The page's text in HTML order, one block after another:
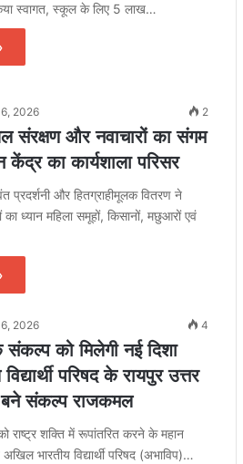
स्वागत, स्कूल के लिए 5 लाख…
2026 2
संरक्षण और नवाचारों का संगम
केंद्र का कार्यशाला परिसर
प्रदर्शनी और हितग्राहीमूलक वितरण ने
का ध्यान महिला समूहों, किसानों, मछुआरों एवं
2026 4
संकल्प को मिलेगी नई दिशा
परिषद के रायपुर उत्तर
संकल्प राजकमल
राष्ट्र शक्ति में रूपांतरित करने के महान
भारतीय विद्यार्थी परिषद (अभाविप)…